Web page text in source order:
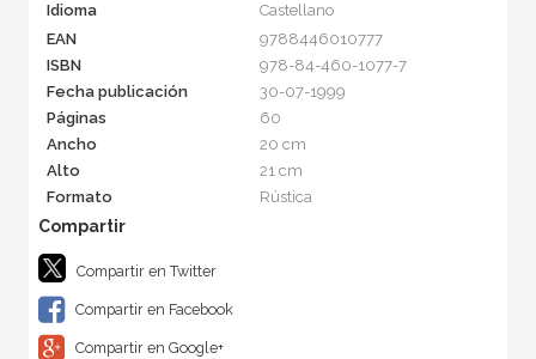
Idioma
Castellano
EAN
9788446010777
ISBN
978-84-460-1077-7
Fecha publicación
30-07-1999
Páginas
60
Ancho
20 cm
Alto
21 cm
Formato
Rústica
Compartir en Twitter
Compartir en Facebook
Compartir en Google+